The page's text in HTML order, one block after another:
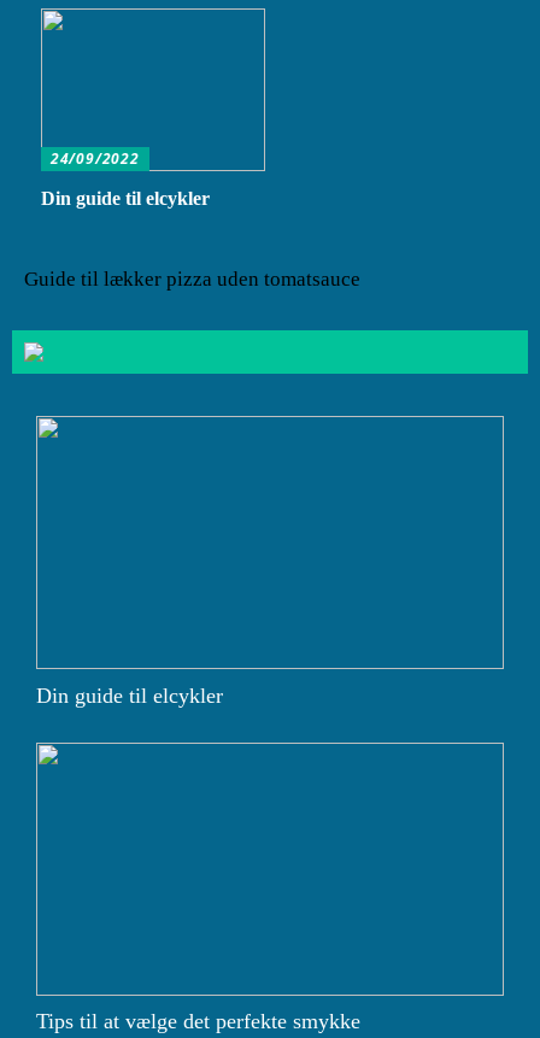
24/09/2022
Din guide til elcykler
Guide til lækker pizza uden tomatsauce
Din guide til elcykler
Tips til at vælge det perfekte smykke